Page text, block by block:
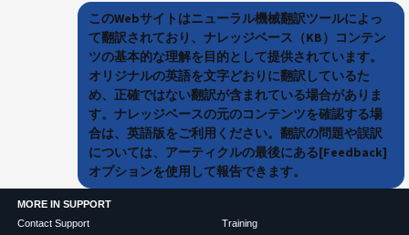
このWebサイトはニューラル機械翻訳ツールによっ
て翻訳されており、ナレッジベース（KB）コンテン
ツの基本的な理解を目的として提供されています。
オリジナルの英語を文字どおりに翻訳しているた
め、正確ではない翻訳が含まれている場合がありま
す。ナレッジベースの元のコンテンツを確認する場
合は、英語版をご利用ください。翻訳の問題や誤訳
については、アーティクルの最後にある[Feedback]
オプションを使用して報告できます。
MORE IN SUPPORT
Contact Support
Training